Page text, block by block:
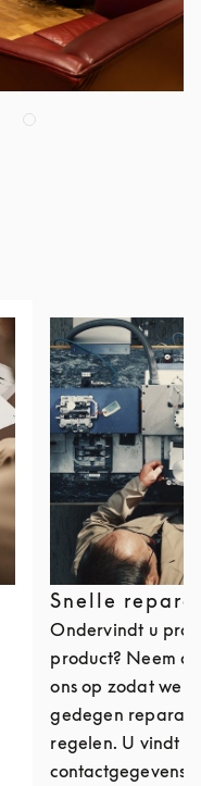
Snelle
Ondervindt u
product? Neem
ons op zodat we
gedegen
regelen. U vindt
contactgegevens